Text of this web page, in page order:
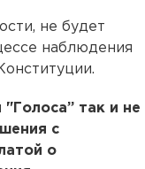
не будет
наблюдения
так и не
с
о